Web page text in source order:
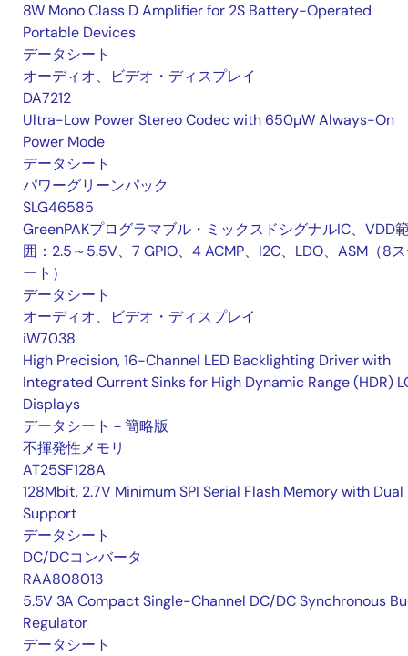
8W Mono Class D Amplifier for 2S Battery-Operated
Portable Devices
データシート
オーディオ、ビデオ・ディスプレイ
DA7212
Ultra-Low Power Stereo Codec with 650µW Always-On
Power Mode
データシート
パワーグリーンパック
SLG46585
GreenPAKプログラマブル・ミックスドシグナルIC、VDD
囲：2.5～5.5V、7 GPIO、4 ACMP、I2C、LDO、ASM（8
ート）
データシート
オーディオ、ビデオ・ディスプレイ
iW7038
High Precision, 16-Channel LED Backlighting Driver with
Integrated Current Sinks for High Dynamic Range (HDR)
Displays
データシート－簡略版
不揮発性メモリ
AT25SF128A
128Mbit, 2.7V Minimum SPI Serial Flash Memory with Dual
Support
データシート
DC/DCコンバータ
RAA808013
5.5V 3A Compact Single-Channel DC/DC Synchronous
Regulator
データシート